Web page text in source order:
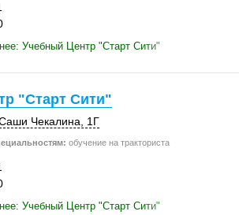
Учебный Центр "Старт Сити"
"Старт Сити"
Саши Чекалина, 1Г
обучение на тракториста
Учебный Центр "Старт Сити"